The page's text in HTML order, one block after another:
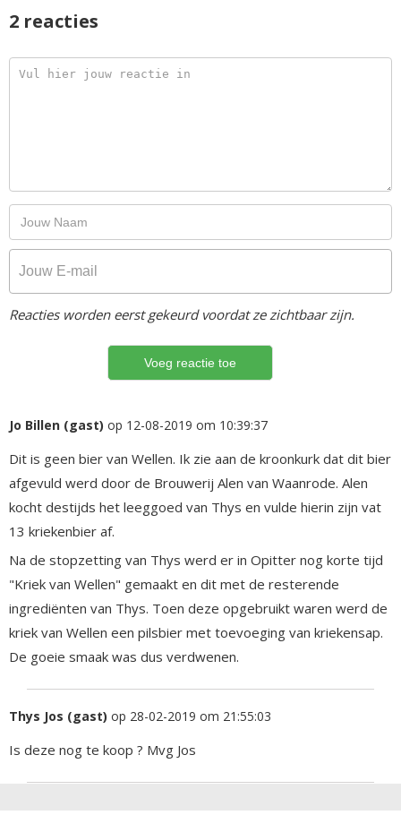
2 reacties
Reacties worden eerst gekeurd voordat ze zichtbaar zijn.
Jo Billen (gast) op 12-08-2019 om 10:39:37
Dit is geen bier van Wellen. Ik zie aan de kroonkurk dat dit bier
afgevuld werd door de Brouwerij Alen van Waanrode. Alen
kocht destijds het leeggoed van Thys en vulde hierin zijn vat
13 kriekenbier af.
Na de stopzetting van Thys werd er in Opitter nog korte tijd
"Kriek van Wellen" gemaakt en dit met de resterende
ingrediënten van Thys. Toen deze opgebruikt waren werd de
kriek van Wellen een pilsbier met toevoeging van kriekensap.
De goeie smaak was dus verdwenen.
Thys Jos (gast) op 28-02-2019 om 21:55:03
Is deze nog te koop ? Mvg Jos